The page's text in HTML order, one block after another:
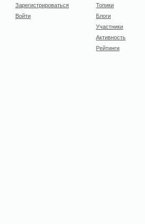
Зарегистрироваться
Войти
Топики
Блоги
Участники
Активность
Рейтинги